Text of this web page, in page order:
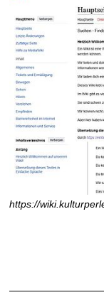
https://